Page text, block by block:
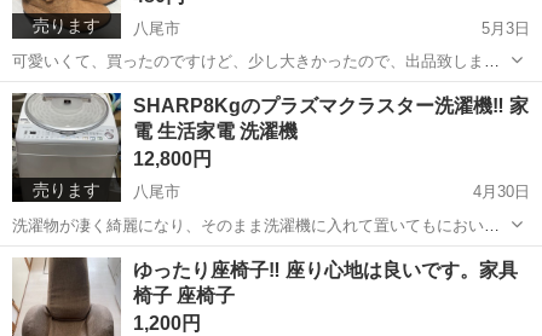
売ります 八尾市
5月3日
可愛いくて、買ったのですけど、少し大きかったので、出品致します
ね。 宜しくお願い致しますね。 サイズは、LLになります。
大阪 八尾市 ショートブーツ
売ります
SHARP8Kgのプラズマクラスター洗濯機‼️ 家
電 生活家電 洗濯機
12,800円
八尾市
4月30日
洗濯物が凄く綺麗になり、そのまま洗濯機に入れて置いてもにおいが
出ないです。 乾燥機も付いているので、大変便利な洗濯機です。 8kg
なので、洗濯物もたくさん出来るので、とても良いです。 宜しくお願
い致します。
大阪 八尾市 生活家電 プラズマクラスター
ゆったり座椅子‼️ 座り心地は良いです。家具
椅子 座椅子
1,200円